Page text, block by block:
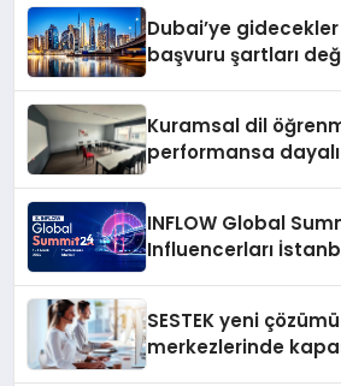
Dubai’ye
başvuru şartları
Kuramsal dil
performansa
INFLOW Global
Influencerları
SESTEK yeni
merkezlerinde